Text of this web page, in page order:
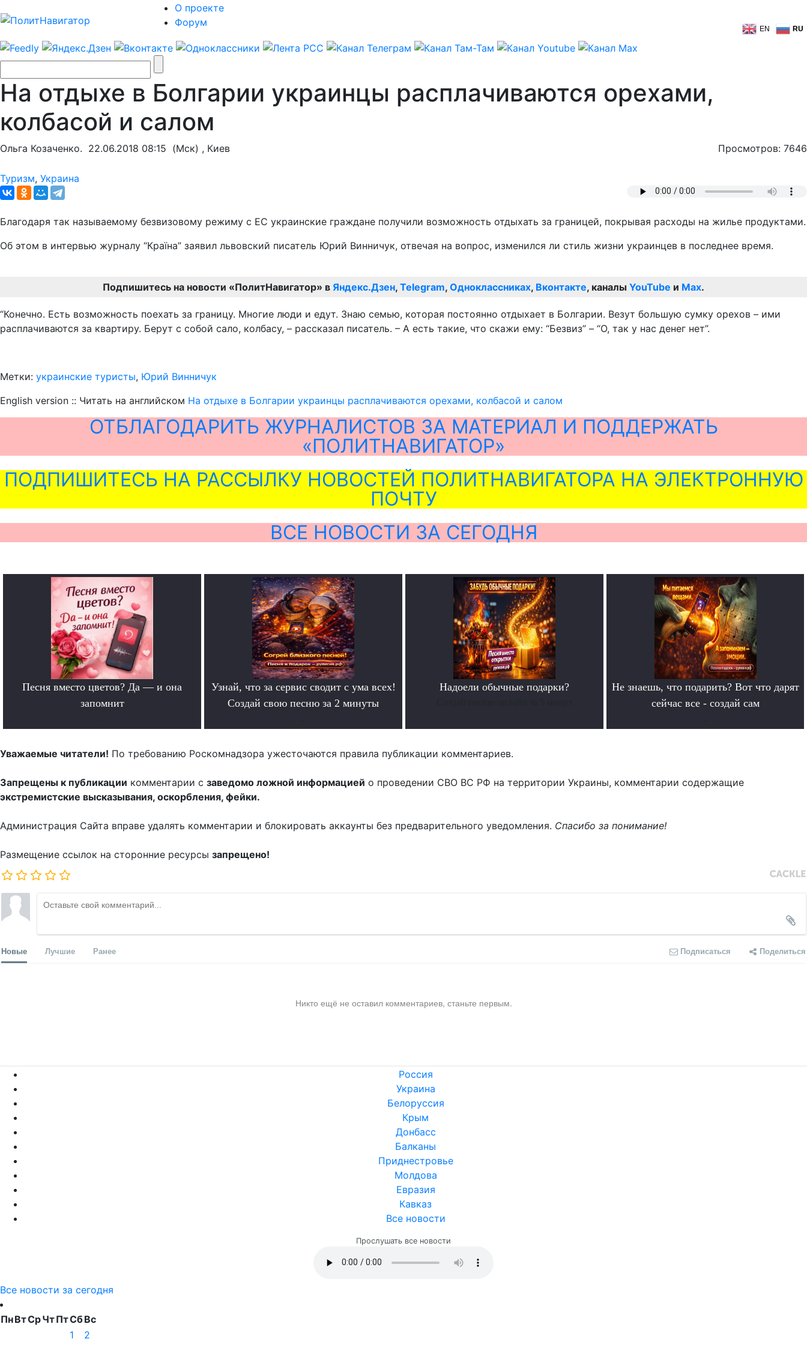
О проекте
Форум
EN RU
На отдыхе в Болгарии украинцы расплачиваются орехами,
колбасой и салом
Ольга Козаченко. 22.06.2018 08:15 (Мск) , Киев Просмотров: 7646
Туризм, Украина
Благодаря так называемому безвизовому режиму с ЕС украинские граждане получили возможность отдыхать за границей, покрывая расходы на жилье продуктами.
Об этом в интервью журналу “Країна” заявил львовский писатель Юрий Винничук, отвечая на вопрос, изменился ли стиль жизни украинцев в последнее время.
Подпишитесь на новости «ПолитНавигатор» в Яндекс.Дзен, Telegram, Одноклассниках, Вконтакте, каналы YouTube и Max.
“Конечно. Есть возможность поехать за границу. Многие люди и едут. Знаю семью, которая постоянно отдыхает в Болгарии. Везут большую сумку орехов – ими
расплачиваются за квартиру. Берут с собой сало, колбасу, – рассказал писатель. – А есть такие, что скажи ему: “Безвиз” – “О, так у нас денег нет”.
Метки: украинские туристы, Юрий Винничук
English version :: Читать на английском На отдыхе в Болгарии украинцы расплачиваются орехами, колбасой и салом
ОТБЛАГОДАРИТЬ ЖУРНАЛИСТОВ ЗА МАТЕРИАЛ И ПОДДЕРЖАТЬ
«ПОЛИТНАВИГАТОР»
ПОДПИШИТЕСЬ НА РАССЫЛКУ НОВОСТЕЙ ПОЛИТНАВИГАТОРА НА ЭЛЕКТРОННУЮ
ПОЧТУ
ВСЕ НОВОСТИ ЗА СЕГОДНЯ
Песня вместо цветов? Да — и она
запомнит
Узнай, что за сервис сводит с ума всех!
Создай свою песню за 2 минуты
Надоели обычные подарки?
Не знаешь, что подарить? Вот что дарят
сейчас все - создай сам
Уважаемые читатели! По требованию Роскомнадзора ужесточаются правила публикации комментариев.
Запрещены к публикации комментарии с заведомо ложной информацией о проведении СВО ВС РФ на территории Украины, комментарии содержащие
экстремистские высказывания, оскорбления, фейки.
Администрация Сайта вправе удалять комментарии и блокировать аккаунты без предварительного уведомления. Спасибо за понимание!
Размещение ссылок на сторонние ресурсы запрещено!
Новые Лучшие Ранее Подписаться Поделиться
Никто ещё не оставил комментариев, станьте первым.
Россия
Украина
Белоруссия
Крым
Донбасс
Балканы
Приднестровье
Молдова
Евразия
Кавказ
Все новости
Прослушать все новости
Все новости за сегодня
ПнВтСрЧтПтСбВс
1
2